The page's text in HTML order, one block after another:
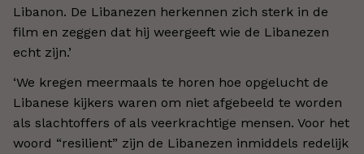
Libanon. De Libanezen herkennen zich sterk in de
film en zeggen dat hij weergeeft wie de Libanezen
echt zijn.’
‘We kregen meermaals te horen hoe opgelucht de
Libanese kijkers waren om niet afgebeeld te worden
als slachtoffers of als veerkrachtige mensen. Voor het
woord “resilient” zijn de Libanezen inmiddels redelijk